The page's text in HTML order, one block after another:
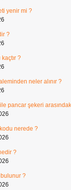
yenir mi ?
?
kaçtır ?
neler alınır ?
pancar şekeri
nerede ?
?
?